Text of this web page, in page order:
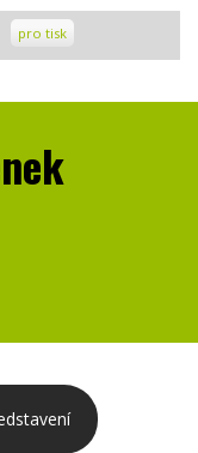
Zobrazení
pro tisk